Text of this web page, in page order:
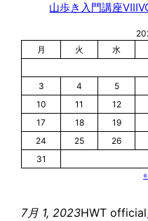
山歩き入門講座
月
火 水
3
4 5
10
11 12
17
18 19
24
25 26
31
7月 1, 2023HWT official